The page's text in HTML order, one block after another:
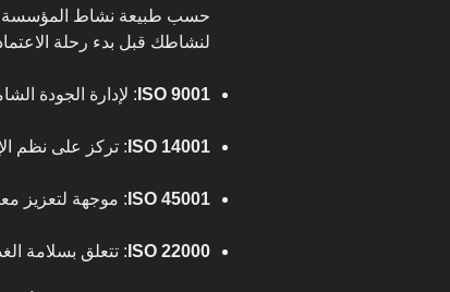
حسب طبيعة نشاط المؤسسة.
لنشاطك قبل بدء رحلة
ISO 9001 : لإدارة الجودة
ISO 14001 : تركز على نظم
ISO 45001 : موجهة لتعزيز
ISO 22000 : تتعلق بسلامة